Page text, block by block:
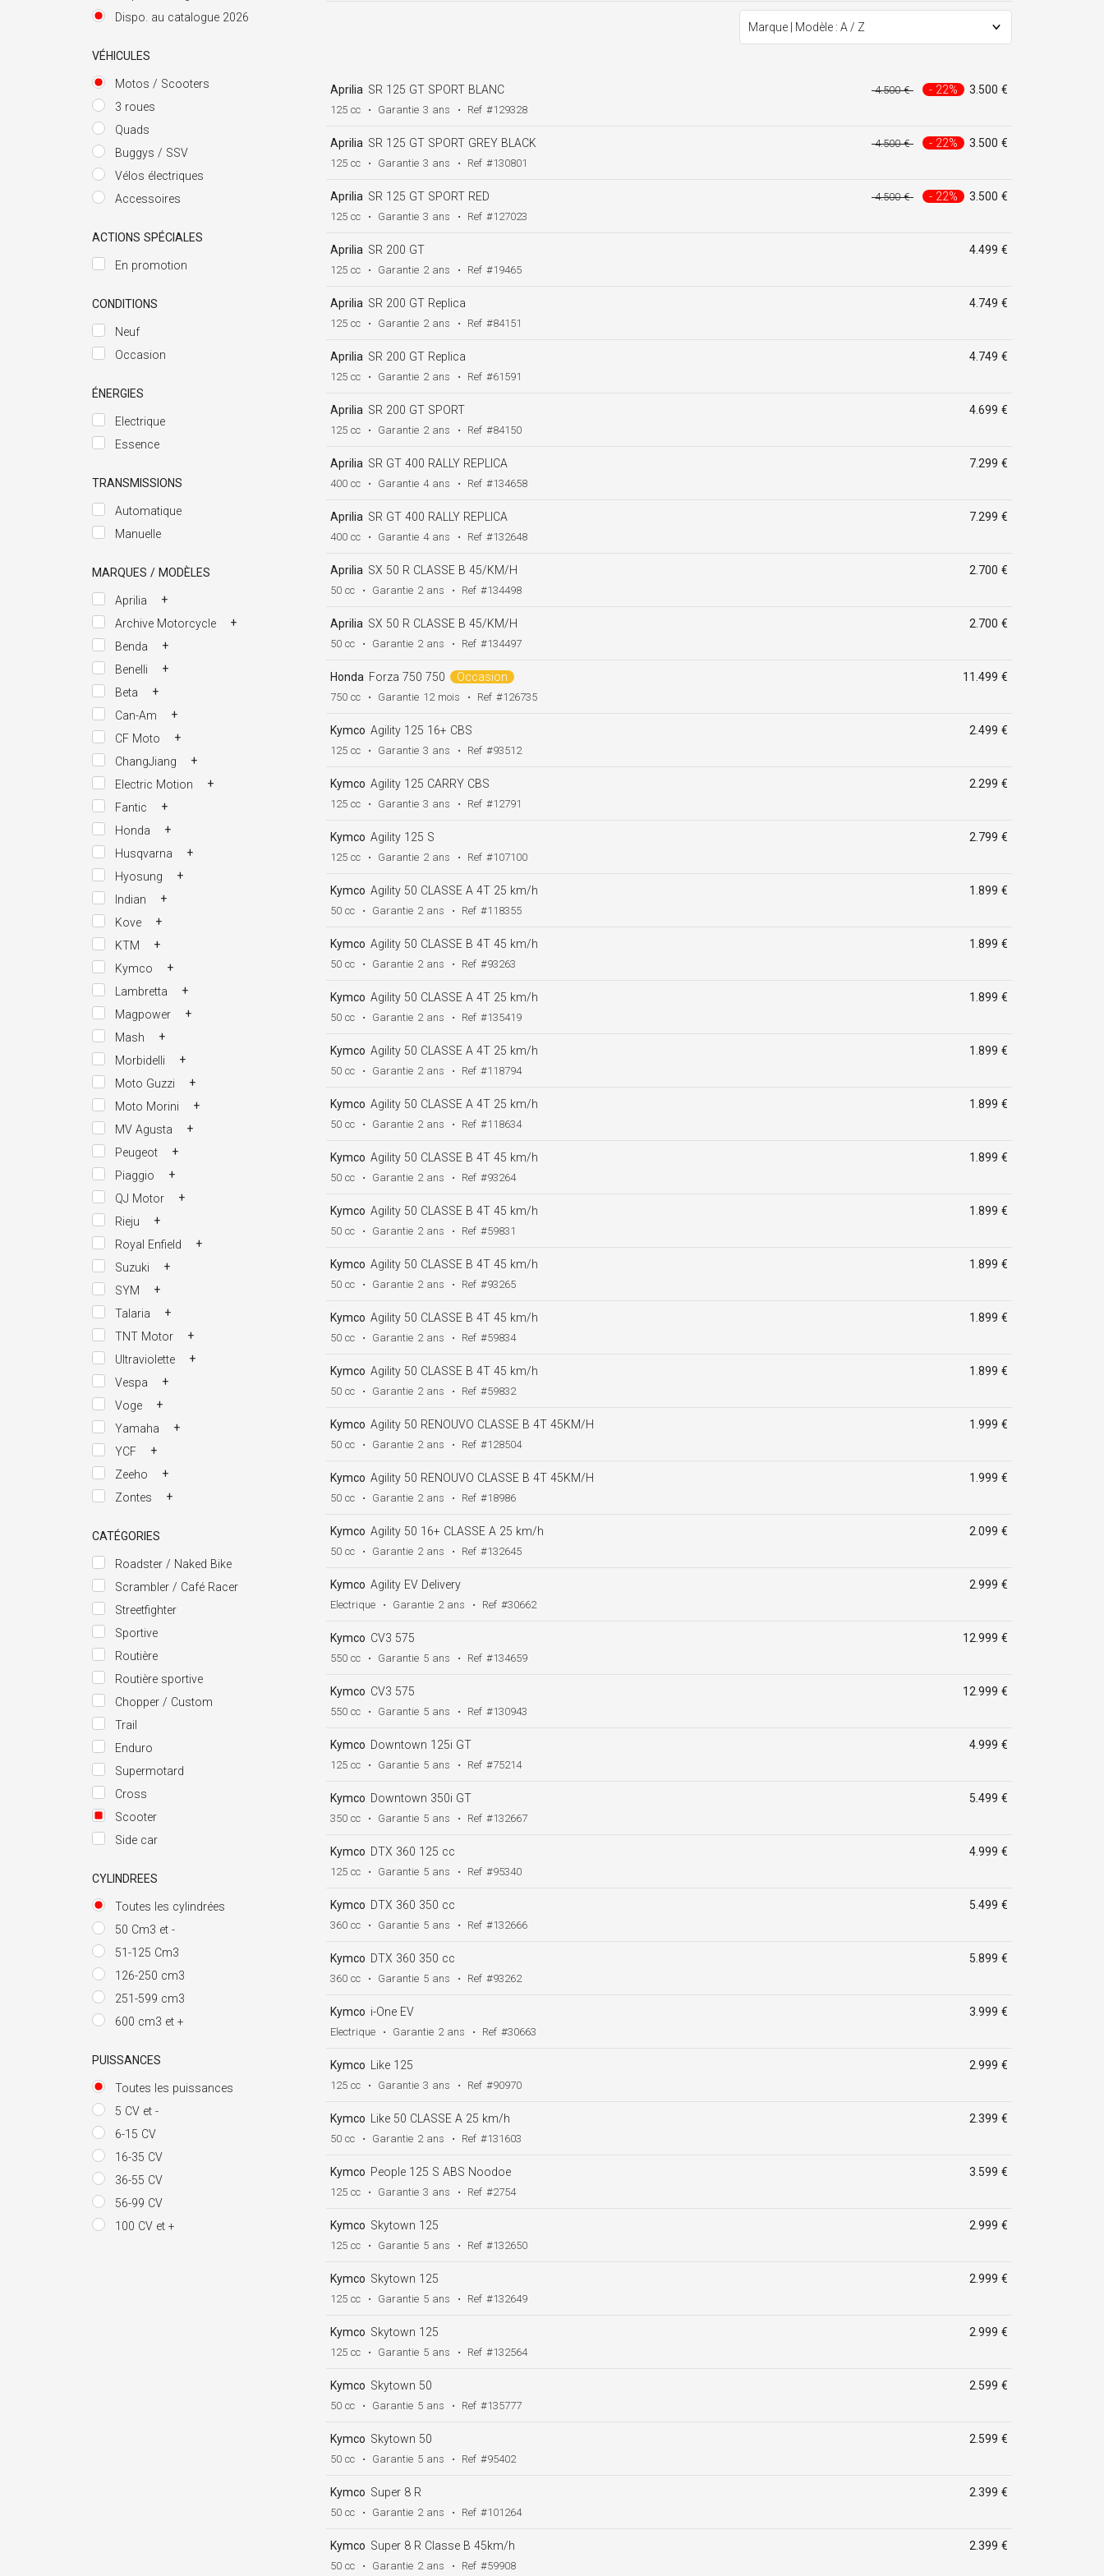
Dispo. au catalogue 2026
VÉHICULES
Motos / Scooters
3 roues
Quads
Buggys / SSV
Vélos électriques
Accessoires
ACTIONS SPÉCIALES
En promotion
CONDITIONS
Neuf
Occasion
ÉNERGIES
Electrique
Essence
TRANSMISSIONS
Automatique
Manuelle
MARQUES / MODÈLES
+
Aprilia
+
Archive Motorcycle
+
Benda
+
Benelli
+
Beta
+
Can-Am
+
CF Moto
+
ChangJiang
+
Electric Motion
+
Fantic
+
Honda
+
Husqvarna
+
Hyosung
+
Indian
+
Kove
+
KTM
+
Kymco
+
Lambretta
+
Magpower
+
Mash
+
Morbidelli
+
Moto Guzzi
+
Moto Morini
+
MV Agusta
+
Peugeot
+
Piaggio
+
QJ Motor
+
Rieju
+
Royal Enfield
+
Suzuki
+
SYM
+
Talaria
+
TNT Motor
+
Ultraviolette
+
Vespa
+
Voge
+
Yamaha
+
YCF
+
Zeeho
+
Zontes
CATÉGORIES
Roadster / Naked Bike
Scrambler / Café Racer
Streetfighter
Sportive
Routière
Routière sportive
Chopper / Custom
Trail
Enduro
Supermotard
Cross
Scooter
Side car
CYLINDREES
Toutes les cylindrées
50 Cm3 et -
51-125 Cm3
126-250 cm3
251-599 cm3
600 cm3 et +
PUISSANCES
Toutes les puissances
5 CV et -
6-15 CV
16-35 CV
36-55 CV
56-99 CV
100 CV et +
4.500 € - 22% 3.500 €
Aprilia SR 125 GT SPORT BLANC
125 cc • Garantie 3 ans • Ref #129328
4.500 € - 22% 3.500 €
Aprilia SR 125 GT SPORT GREY BLACK
125 cc • Garantie 3 ans • Ref #130801
4.500 € - 22% 3.500 €
Aprilia SR 125 GT SPORT RED
125 cc • Garantie 3 ans • Ref #127023
4.499 €
Aprilia SR 200 GT
125 cc • Garantie 2 ans • Ref #19465
4.749 €
Aprilia SR 200 GT Replica
125 cc • Garantie 2 ans • Ref #84151
4.749 €
Aprilia SR 200 GT Replica
125 cc • Garantie 2 ans • Ref #61591
4.699 €
Aprilia SR 200 GT SPORT
125 cc • Garantie 2 ans • Ref #84150
7.299 €
Aprilia SR GT 400 RALLY REPLICA
400 cc • Garantie 4 ans • Ref #134658
7.299 €
Aprilia SR GT 400 RALLY REPLICA
400 cc • Garantie 4 ans • Ref #132648
2.700 €
Aprilia SX 50 R CLASSE B 45/KM/H
50 cc • Garantie 2 ans • Ref #134498
2.700 €
Aprilia SX 50 R CLASSE B 45/KM/H
50 cc • Garantie 2 ans • Ref #134497
11.499 €
Honda Forza 750 750 Occasion
750 cc • Garantie 12 mois • Ref #126735
2.499 €
Kymco Agility 125 16+ CBS
125 cc • Garantie 3 ans • Ref #93512
2.299 €
Kymco Agility 125 CARRY CBS
125 cc • Garantie 3 ans • Ref #12791
2.799 €
Kymco Agility 125 S
125 cc • Garantie 2 ans • Ref #107100
1.899 €
Kymco Agility 50 CLASSE A 4T 25 km/h
50 cc • Garantie 2 ans • Ref #118355
1.899 €
Kymco Agility 50 CLASSE B 4T 45 km/h
50 cc • Garantie 2 ans • Ref #93263
1.899 €
Kymco Agility 50 CLASSE A 4T 25 km/h
50 cc • Garantie 2 ans • Ref #135419
1.899 €
Kymco Agility 50 CLASSE A 4T 25 km/h
50 cc • Garantie 2 ans • Ref #118794
1.899 €
Kymco Agility 50 CLASSE A 4T 25 km/h
50 cc • Garantie 2 ans • Ref #118634
1.899 €
Kymco Agility 50 CLASSE B 4T 45 km/h
50 cc • Garantie 2 ans • Ref #93264
1.899 €
Kymco Agility 50 CLASSE B 4T 45 km/h
50 cc • Garantie 2 ans • Ref #59831
1.899 €
Kymco Agility 50 CLASSE B 4T 45 km/h
50 cc • Garantie 2 ans • Ref #93265
1.899 €
Kymco Agility 50 CLASSE B 4T 45 km/h
50 cc • Garantie 2 ans • Ref #59834
1.899 €
Kymco Agility 50 CLASSE B 4T 45 km/h
50 cc • Garantie 2 ans • Ref #59832
1.999 €
Kymco Agility 50 RENOUVO CLASSE B 4T 45KM/H
50 cc • Garantie 2 ans • Ref #128504
1.999 €
Kymco Agility 50 RENOUVO CLASSE B 4T 45KM/H
50 cc • Garantie 2 ans • Ref #18986
2.099 €
Kymco Agility 50 16+ CLASSE A 25 km/h
50 cc • Garantie 2 ans • Ref #132645
2.999 €
Kymco Agility EV Delivery
Electrique • Garantie 2 ans • Ref #30662
12.999 €
Kymco CV3 575
550 cc • Garantie 5 ans • Ref #134659
12.999 €
Kymco CV3 575
550 cc • Garantie 5 ans • Ref #130943
4.999 €
Kymco Downtown 125i GT
125 cc • Garantie 5 ans • Ref #75214
5.499 €
Kymco Downtown 350i GT
350 cc • Garantie 5 ans • Ref #132667
4.999 €
Kymco DTX 360 125 cc
125 cc • Garantie 5 ans • Ref #95340
5.499 €
Kymco DTX 360 350 cc
360 cc • Garantie 5 ans • Ref #132666
5.899 €
Kymco DTX 360 350 cc
360 cc • Garantie 5 ans • Ref #93262
3.999 €
Kymco i-One EV
Electrique • Garantie 2 ans • Ref #30663
2.999 €
Kymco Like 125
125 cc • Garantie 3 ans • Ref #90970
2.399 €
Kymco Like 50 CLASSE A 25 km/h
50 cc • Garantie 2 ans • Ref #131603
3.599 €
Kymco People 125 S ABS Noodoe
125 cc • Garantie 3 ans • Ref #2754
2.999 €
Kymco Skytown 125
125 cc • Garantie 5 ans • Ref #132650
2.999 €
Kymco Skytown 125
125 cc • Garantie 5 ans • Ref #132649
2.999 €
Kymco Skytown 125
125 cc • Garantie 5 ans • Ref #132564
2.599 €
Kymco Skytown 50
50 cc • Garantie 5 ans • Ref #135777
2.599 €
Kymco Skytown 50
50 cc • Garantie 5 ans • Ref #95402
2.399 €
Kymco Super 8 R
50 cc • Garantie 2 ans • Ref #101264
2.399 €
Kymco Super 8 R Classe B 45km/h
50 cc • Garantie 2 ans • Ref #59908